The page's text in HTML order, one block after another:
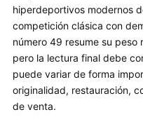
hiperdeportivos modernos
competición clásica con
número 49 resume su
pero la lectura final debe
puede variar de forma
originalidad, restauración,
de venta.